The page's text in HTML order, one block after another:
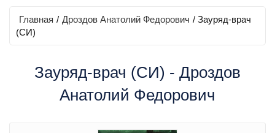
Главная / Дроздов Анатолий Федорович / Зауряд-врач
(СИ)
Зауряд-врач (СИ) - Дроздов
Анатолий Федорович